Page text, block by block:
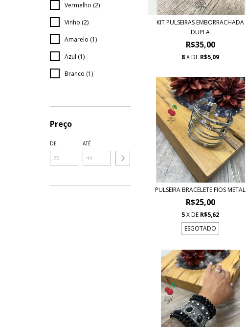
Vermelho (2)
Vinho (2)
Amarelo (1)
Azul (1)
Branco (1)
Preço
DE ATÉ
KIT PULSEIRAS EMBORRACHADA
DUPLA
R$35,00
8X DE R$5,09
PULSEIRA BRACELETE FIOS METAL
R$25,00
5X DE R$5,62
ESGOTADO